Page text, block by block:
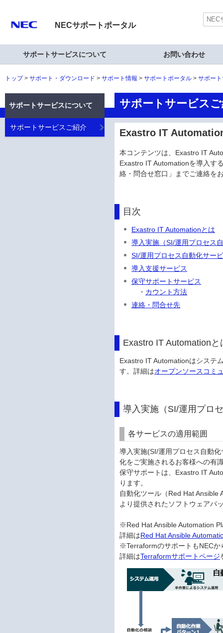
NECサポートポータル
サポートサービスについて お問い合わせ
トップ サポート・ダウンロード サポート情報 サポートポータル サポー
サポートサービス
Exastro IT
本コンテンツは、Exastro IT
Exastro IT Automationを導入す
絡・問合せ窓口」までご連絡を
目次
Exastro IT Automationとは
導入実施（SI/運用プロセス
SI/運用プロセス自動化サー
導入支援サービス
保守サポートサービス
・ カウント方法
連絡・問合せ先
Exastro IT Automationと
Exastro IT Automationはシステ
す。詳細はオープンソースコミ
導入実施（SI/運用プロ
各サービスの適用範囲
導入実施(SI/運用プロセス自動
化をご実施されるお客様への有
保守サポートは、Exastro IT
ります。
自動化ツール（Red Hat
より提供されたソフトウェアパ
※Red Hat Ansible Automation
詳細はRed Hat Ansible
※TerraformのサポートもNECか
詳細はTerraformサポートページ
サポートサービスについて
サポートサービスご紹介